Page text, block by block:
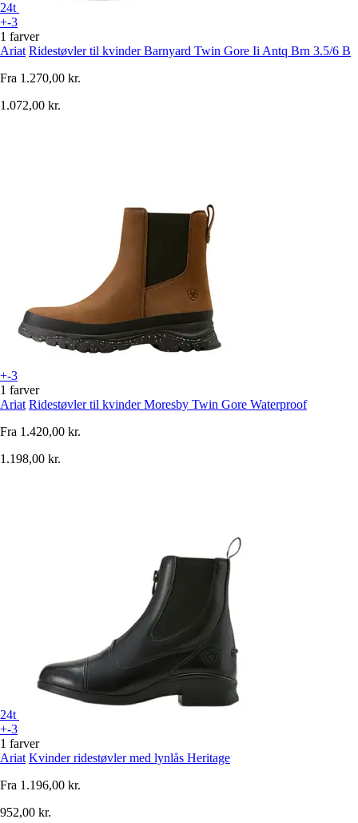
24t
+-3
1 farver
Ariat Ridestøvler til kvinder Barnyard Twin Gore Ii Antq Brn 3.5/6 B
Fra 1.270,00 kr.
1.072,00 kr.
+-3
1 farver
Ariat Ridestøvler til kvinder Moresby Twin Gore Waterproof
Fra 1.420,00 kr.
1.198,00 kr.
24t
+-3
1 farver
Ariat Kvinder ridestøvler med lynlås Heritage
Fra 1.196,00 kr.
952,00 kr.